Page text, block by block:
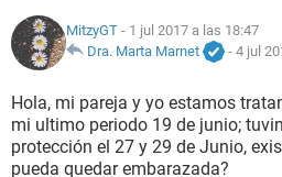
NUTRICIÓN
BIENESTAR
SEXUALIDAD
MitzyGT - 1 jul 2017 a las 18:47
Dra. Marta Marnet
- 4 jul
Hola, mi pareja y yo estamos
mi ultimo periodo 19 de junio;
protección el 27 y 29 de Junio,
pueda quedar embarazada?